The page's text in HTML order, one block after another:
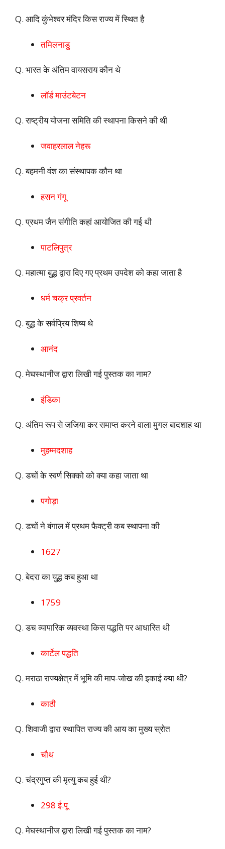
Q. आदि कुंभेश्वर मंदिर किस राज्य में स्थित है
तमिलनाडु
Q. भारत के अंतिम वायसराय कौन थे
लॉर्ड माउंटबेटन
Q. राष्ट्रीय योजना समिति की स्थापना किसने की थी
जवाहरलाल नेहरू
Q. बहमनी वंश का संस्थापक कौन था
हसन गंगू
Q. प्रथम जैन संगीति कहां आयोजित की गई थी
पाटलिपुत्र
Q. महात्मा बुद्ध द्वारा दिए गए प्रथम उपदेश को कहा जाता है
धर्म चक्र प्रवर्तन
Q. बुद्ध के सर्वप्रिय शिष्य थे
आनंद
Q. मेघस्थानीज द्वारा लिखी गई पुस्तक का नाम?
इंडिका
Q. अंतिम रूप से जजिया कर समाप्त करने वाला मुगल बादशाह था
मुहम्मदशाह
Q. डचों के स्वर्ण सिक्को को क्या कहा जाता था
पगोड़ा
Q. डचों ने बंगाल में प्रथम फैक्ट्री कब स्थापना की
1627
Q. बेदरा का युद्ध कब हुआ था
1759
Q. डच व्यापारिक व्यवस्था किस पद्धति पर आधारित थी
कार्टेल पद्धति
Q. मराठा राज्यक्षेत्र में भूमि की माप-जोख की इकाई क्या थी?
काठी
Q. शिवाजी द्वारा स्थापित राज्य की आय का मुख्य स्रोत
चौथ
Q. चंद्रगुप्त की मृत्यु कब हुई थी?
298 ई.पू
Q. मेघस्थानीज द्वारा लिखी गई पुस्तक का नाम?